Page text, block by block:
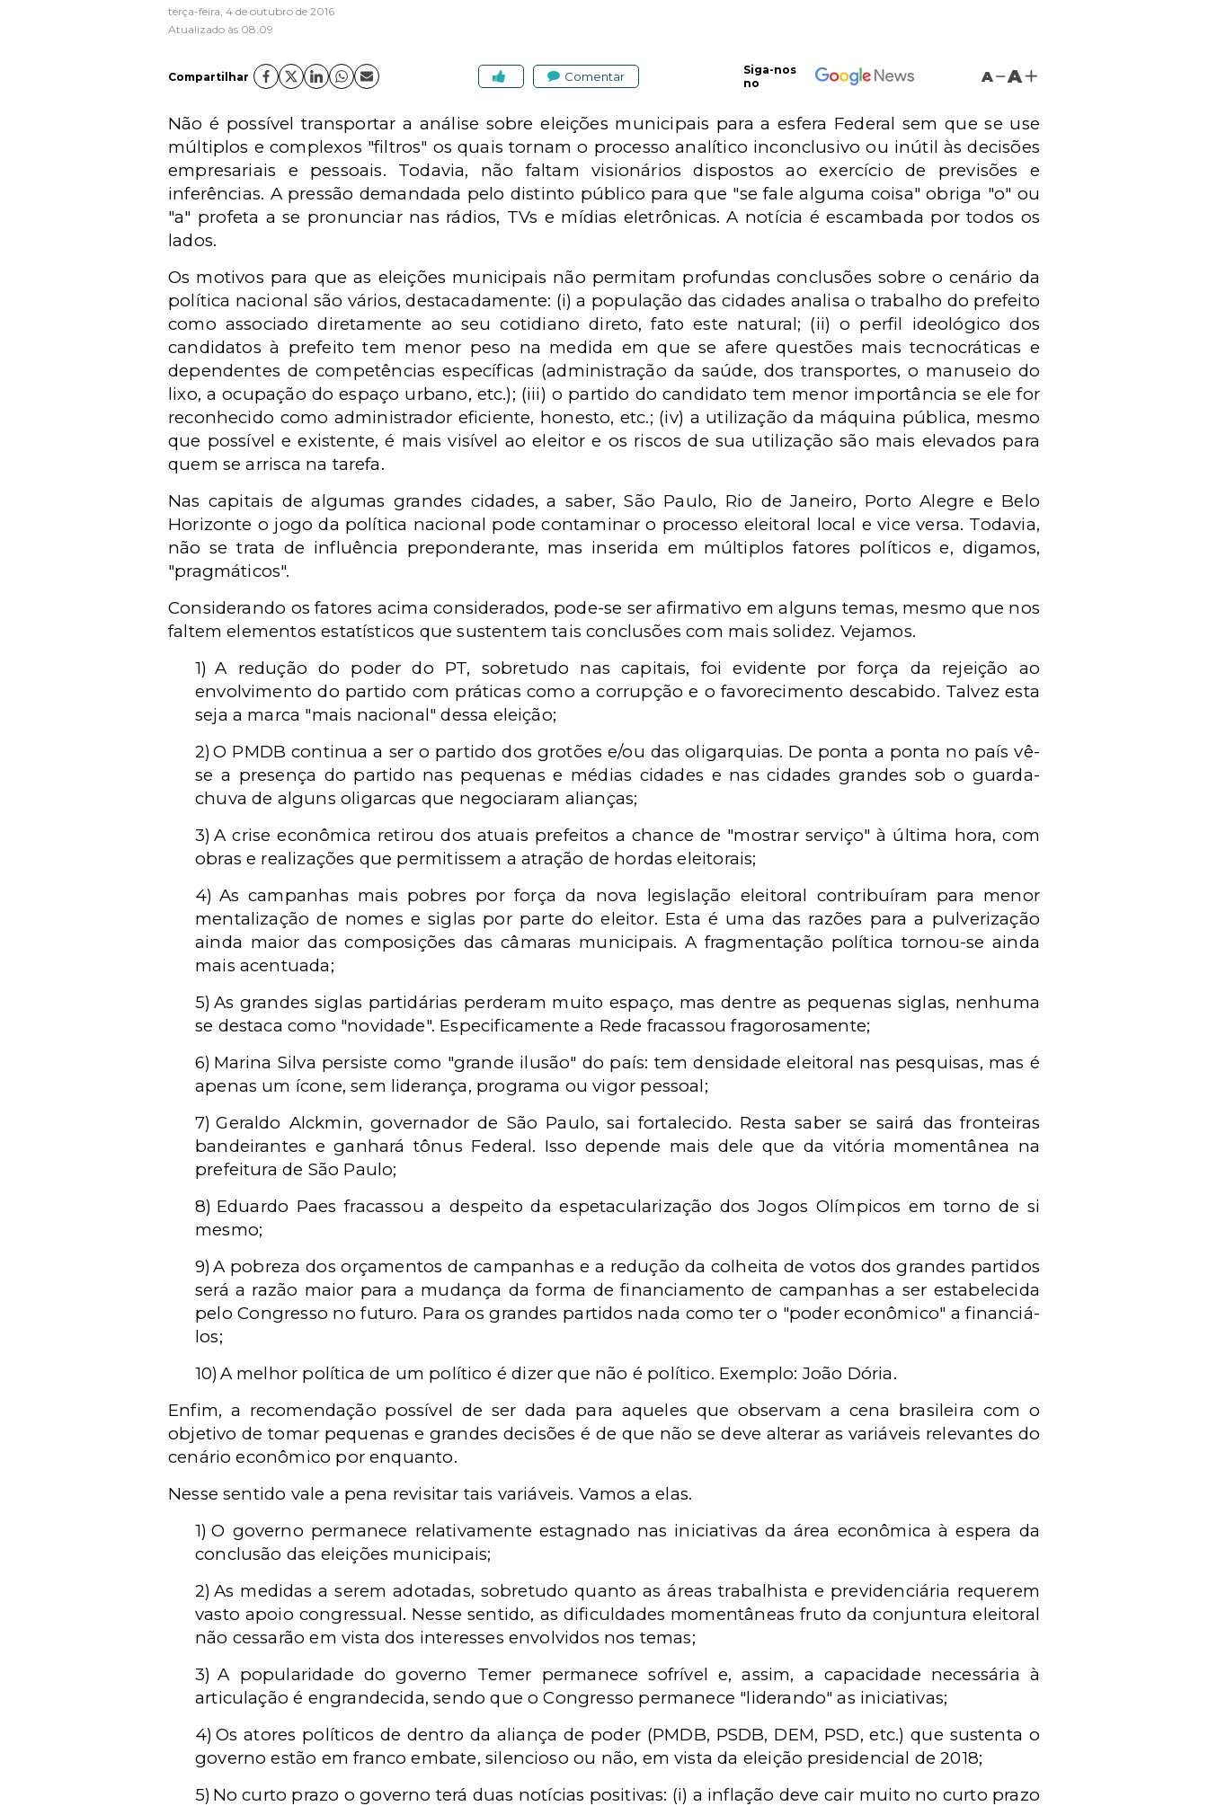
terça-feira, 4 de outubro de 2016
Atualizado às 08:09
Compartilhar Comentar
Siga-nos
no
A A
Não é possível transportar a análise sobre eleições municipais para a esfera Federal sem que se use
múltiplos e complexos "filtros" os quais tornam o processo analítico inconclusivo ou inútil às decisões
empresariais e pessoais. Todavia, não faltam visionários dispostos ao exercício de previsões e
inferências. A pressão demandada pelo distinto público para que "se fale alguma coisa" obriga "o" ou
"a" profeta a se pronunciar nas rádios, TVs e mídias eletrônicas. A notícia é escambada por todos os
lados.
Os motivos para que as eleições municipais não permitam profundas conclusões sobre o cenário da
política nacional são vários, destacadamente: (i) a população das cidades analisa o trabalho do prefeito
como associado diretamente ao seu cotidiano direto, fato este natural; (ii) o perfil ideológico dos
candidatos à prefeito tem menor peso na medida em que se afere questões mais tecnocráticas e
dependentes de competências específicas (administração da saúde, dos transportes, o manuseio do
lixo, a ocupação do espaço urbano, etc.); (iii) o partido do candidato tem menor importância se ele for
reconhecido como administrador eficiente, honesto, etc.; (iv) a utilização da máquina pública, mesmo
que possível e existente, é mais visível ao eleitor e os riscos de sua utilização são mais elevados para
quem se arrisca na tarefa.
Nas capitais de algumas grandes cidades, a saber, São Paulo, Rio de Janeiro, Porto Alegre e Belo
Horizonte o jogo da política nacional pode contaminar o processo eleitoral local e vice versa. Todavia,
não se trata de influência preponderante, mas inserida em múltiplos fatores políticos e, digamos,
"pragmáticos".
Considerando os fatores acima considerados, pode-se ser afirmativo em alguns temas, mesmo que nos
faltem elementos estatísticos que sustentem tais conclusões com mais solidez. Vejamos.
1) A redução do poder do PT, sobretudo nas capitais, foi evidente por força da rejeição ao
envolvimento do partido com práticas como a corrupção e o favorecimento descabido. Talvez esta
seja a marca "mais nacional" dessa eleição;
2) O PMDB continua a ser o partido dos grotões e/ou das oligarquias. De ponta a ponta no país vê-
se a presença do partido nas pequenas e médias cidades e nas cidades grandes sob o guarda-
chuva de alguns oligarcas que negociaram alianças;
3) A crise econômica retirou dos atuais prefeitos a chance de "mostrar serviço" à última hora, com
obras e realizações que permitissem a atração de hordas eleitorais;
4) As campanhas mais pobres por força da nova legislação eleitoral contribuíram para menor
mentalização de nomes e siglas por parte do eleitor. Esta é uma das razões para a pulverização
ainda maior das composições das câmaras municipais. A fragmentação política tornou-se ainda
mais acentuada;
5) As grandes siglas partidárias perderam muito espaço, mas dentre as pequenas siglas, nenhuma
se destaca como "novidade". Especificamente a Rede fracassou fragorosamente;
6) Marina Silva persiste como "grande ilusão" do país: tem densidade eleitoral nas pesquisas, mas é
apenas um ícone, sem liderança, programa ou vigor pessoal;
7) Geraldo Alckmin, governador de São Paulo, sai fortalecido. Resta saber se sairá das fronteiras
bandeirantes e ganhará tônus Federal. Isso depende mais dele que da vitória momentânea na
prefeitura de São Paulo;
8) Eduardo Paes fracassou a despeito da espetacularização dos Jogos Olímpicos em torno de si
mesmo;
9) A pobreza dos orçamentos de campanhas e a redução da colheita de votos dos grandes partidos
será a razão maior para a mudança da forma de financiamento de campanhas a ser estabelecida
pelo Congresso no futuro. Para os grandes partidos nada como ter o "poder econômico" a financiá-
los;
10) A melhor política de um político é dizer que não é político. Exemplo: João Dória.
Enfim, a recomendação possível de ser dada para aqueles que observam a cena brasileira com o
objetivo de tomar pequenas e grandes decisões é de que não se deve alterar as variáveis relevantes do
cenário econômico por enquanto.
Nesse sentido vale a pena revisitar tais variáveis. Vamos a elas.
1) O governo permanece relativamente estagnado nas iniciativas da área econômica à espera da
conclusão das eleições municipais;
2) As medidas a serem adotadas, sobretudo quanto as áreas trabalhista e previdenciária requerem
vasto apoio congressual. Nesse sentido, as dificuldades momentâneas fruto da conjuntura eleitoral
não cessarão em vista dos interesses envolvidos nos temas;
3) A popularidade do governo Temer permanece sofrível e, assim, a capacidade necessária à
articulação é engrandecida, sendo que o Congresso permanece "liderando" as iniciativas;
4) Os atores políticos de dentro da aliança de poder (PMDB, PSDB, DEM, PSD, etc.) que sustenta o
governo estão em franco embate, silencioso ou não, em vista da eleição presidencial de 2018;
5) No curto prazo o governo terá duas notícias positivas: (i) a inflação deve cair muito no curto prazo